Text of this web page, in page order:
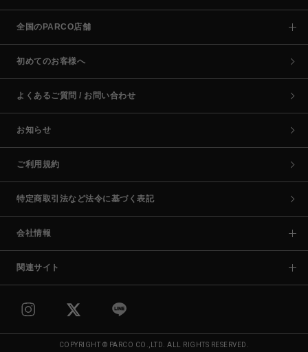
全国のPARCO店舗
初めてのお客様へ
よくあるご質問 / お問い合わせ
お知らせ
ご利用規約
特定商取引法など法令に基づく表記
会社情報
関連サイト
COPYRIGHT © PARCO CO.,LTD. ALL RIGHTS RESERVED.